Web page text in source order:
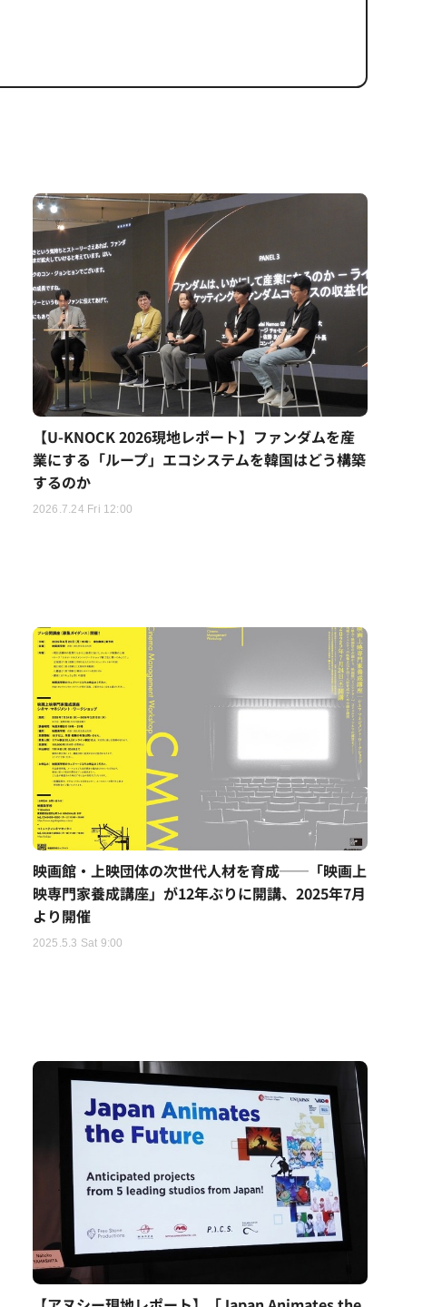
【U-KNOCK 2026現地レポート】ファンダムを産
業にする「ループ」エコシステムを韓国はどう構築
するのか
2026.7.24 Fri 12:00
映画館・上映団体の次世代人材を育成──「映画上
映専門家養成講座」が12年ぶりに開講、2025年7月
より開催
2025.5.3 Sat 9:00